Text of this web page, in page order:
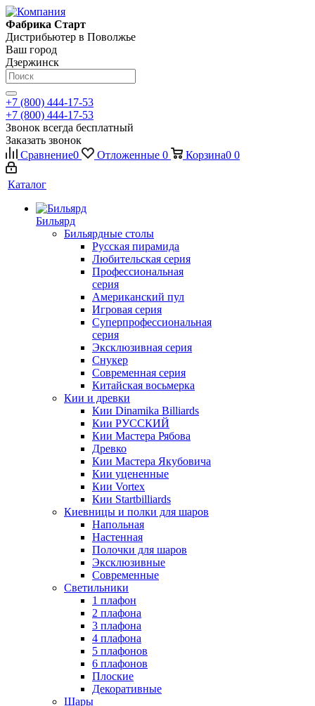
Фабрика Старт
Дистрибьютер в Поволжье
Ваш город
Дзержинск
+7 (800) 444-17-53
+7 (800) 444-17-53
Звонок всегда бесплатный
Заказать звонок
Сравнение0 Отложенные 0 Корзина0 0
Каталог
Бильярд
Бильярдные столы
Русская пирамида
Любительская серия
Профессиональная
серия
Американский пул
Игровая серия
Суперпрофессиональная
серия
Эксклюзивная серия
Снукер
Современная серия
Китайская восьмерка
Кии и древки
Кии Dinamika Billiards
Кии РУССКИЙ
Кии Мастера Рябова
Древко
Кии Мастера Якубовича
Кии уцененные
Кии Vortex
Кии Startbilliards
Киевницы и полки для шаров
Напольная
Настенная
Полочки для шаров
Эксклюзивные
Современные
Светильники
1 плафон
2 плафона
3 плафона
4 плафона
5 плафонов
6 плафонов
Плоские
Декоративные
Шары